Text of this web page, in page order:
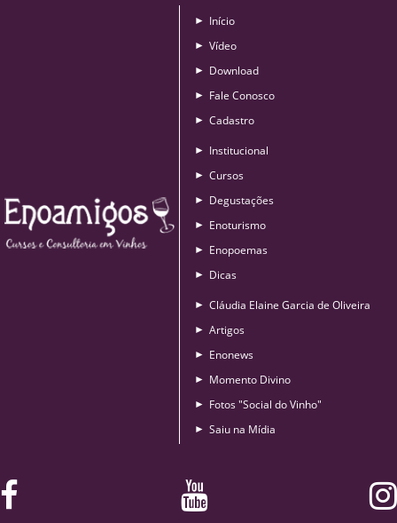
► Início
► Vídeo
► Download
► Fale Conosco
► Cadastro
► Institucional
► Cursos
► Degustações
► Enoturismo
► Enopoemas
► Dicas
► Cláudia Elaine Garcia de Oliveira
► Artigos
► Enonews
► Momento Divino
► Fotos "Social do Vinho"
► Saiu na Mídia